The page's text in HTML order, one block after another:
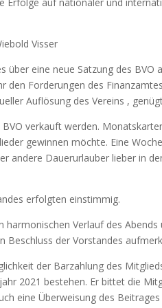
Visser
über eine neue Satzung des BVO
den Forderungen des
Auflösung des Vereins ,
verkauft werden.
gewinnen möchte. Eine
andere Dauerurlauber lieber in
erfolgten einstimmig.
Verlauf des
Beschluss der Vorstandes
der Barzahlung des
2021 bestehen. Er bittet die
eine Überweisung des